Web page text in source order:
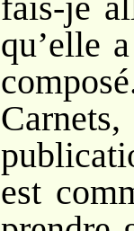
qu’elle
est